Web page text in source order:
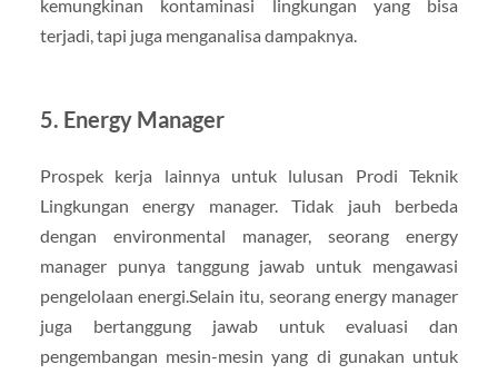
kemungkinan kontaminasi lingkungan yang bisa
terjadi, tapi juga menganalisa dampaknya.
5. Energy Manager
Prospek kerja lainnya untuk lulusan Prodi Teknik
Lingkungan energy manager. Tidak jauh berbeda
dengan environmental manager, seorang energy
manager punya tanggung jawab untuk mengawasi
pengelolaan energi.Selain itu, seorang energy manager
juga bertanggung jawab untuk evaluasi dan
pengembangan mesin-mesin yang di gunakan untuk